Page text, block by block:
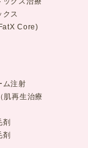
クス
Core)
ム注射
肌再生治療
剤
剤